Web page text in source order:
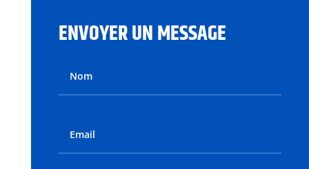
ENVOYER UN MESSAGE